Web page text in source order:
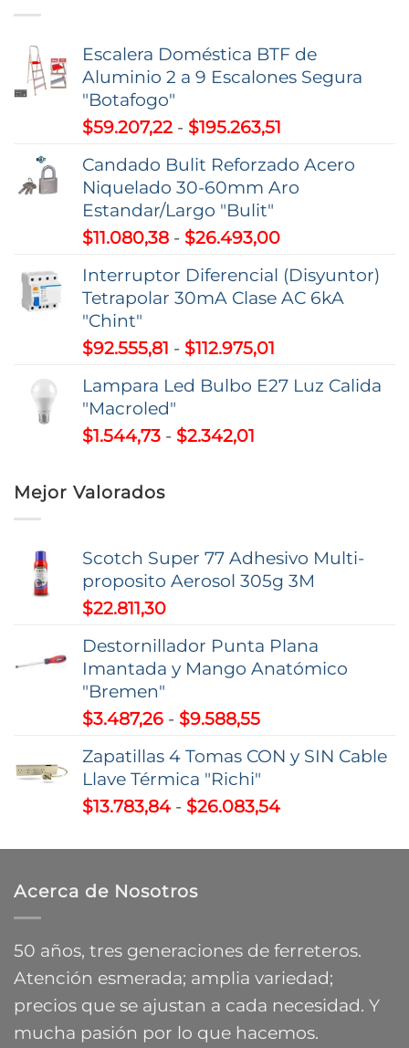
Escalera Doméstica BTF de
Aluminio 2 a 9 Escalones Segura
"Botafogo"
$59.207,22 - $195.263,51
precios:
desde
$195.263,51
Candado Bulit Reforzado Acero
Niquelado 30-60mm Aro
Estandar/Largo "Bulit"
$11.080,38 - $26.493,00Rango
precios:
desde
$26.493,00
Interruptor Diferencial (Disyuntor)
Tetrapolar 30mA Clase AC 6kA
"Chint"
$92.555,81 - $112.975,01
precios:
Lampara Led Bulbo E27 Luz Calida
"Macroled"
$1.544,73 - $2.342,01
hasta
$2.342,01
Mejor Valorados
Scotch Super 77 Adhesivo Multi-
proposito Aerosol 305g 3M
$22.811,30
Destornillador Punta Plana
Imantada y Mango Anatómico
"Bremen"
$3.487,26 - $9.588,55Rango
precios:
$3.487,26
$9.588,55
Zapatillas 4 Tomas CON y SIN Cable
Llave Térmica "Richi"
$13.783,84 - $26.083,54Rango
precios:
$26.083,54
Acerca de Nosotros
50 años, tres generaciones de ferreteros.
Atención esmerada; amplia variedad;
precios que se ajustan a cada necesidad. Y
mucha pasión por lo que hacemos.